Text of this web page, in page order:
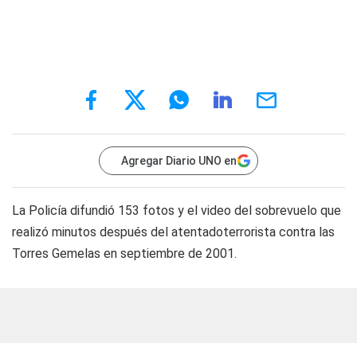
Agregar Diario UNO en
La Policía difundió 153 fotos y el video del sobrevuelo que
realizó minutos después del atentadoterrorista contra las
Torres Gemelas en septiembre de 2001.